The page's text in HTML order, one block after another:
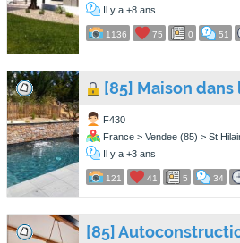
Il y a +8 ans
1136 75 0 51
[85] Maison dans
F430
France > Vendee (85) > St
Il y a +3 ans
121 41 5 34
[85]